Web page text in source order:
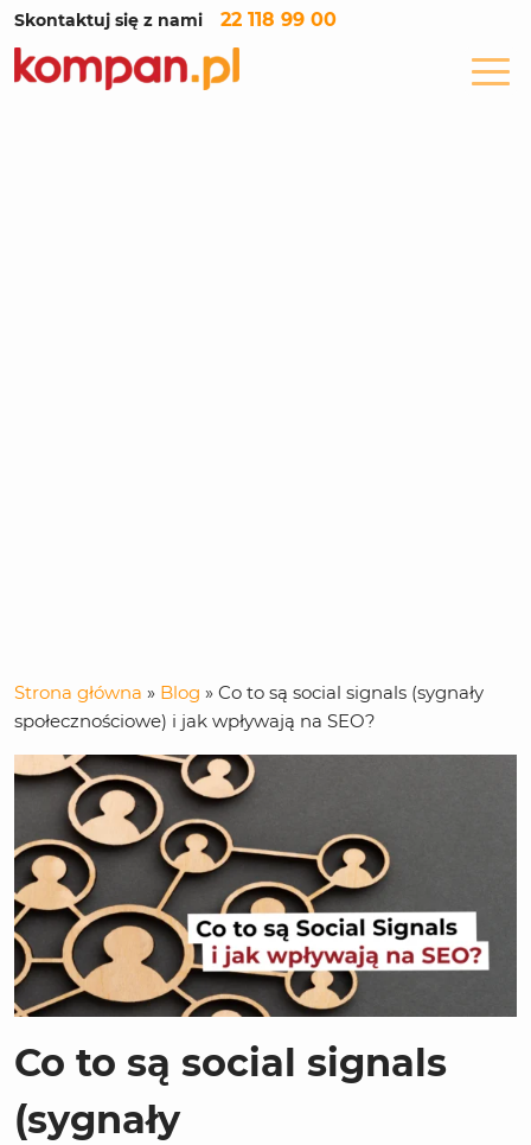
Skontaktuj się z nami 22 118 99 00
Strona główna » Blog » Co to są social signals (sygnały
społecznościowe) i jak wpływają na SEO?
Co to są social signals
(sygnały